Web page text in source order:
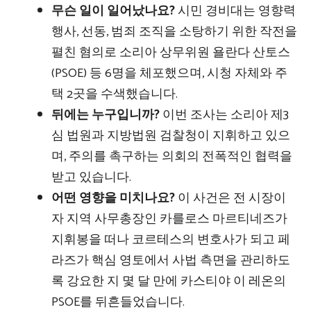
무슨 일이 일어났나요?시민 경비대는 영향력
행사, 선동, 범죄 조직을 소탕하기 위한 작전을
펼친 혐의로 소리아 상무위원 욜란다 산토스
(PSOE) 등 6명을 체포했으며, 시청 자체와 주
택 2곳을 수색했습니다.
뒤에는 누구입니까?이번 조사는 소리아 제3
심 법원과 지방법원 검찰청이 지휘하고 있으
며, 주의를 촉구하는 의회의 전폭적인 협력을
받고 있습니다.
어떤 영향을 미치나요?이 사건은 전 시장이
자 지역 사무총장인 카를로스 마르티네즈가
지휘봉을 떠나 코르테스의 변호사가 되고 페
라즈가 핵심 영토에서 사법 측면을 관리하도
록 강요한 지 몇 달 만에 카스티야 이 레온의
PSOE를 뒤흔들었습니다.